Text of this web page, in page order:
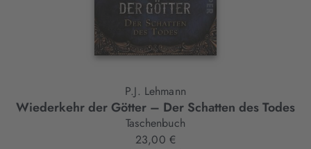
P.J. Lehmann
Wiederkehr der Götter – Der Schatten des Todes
Taschenbuch
23,00 €